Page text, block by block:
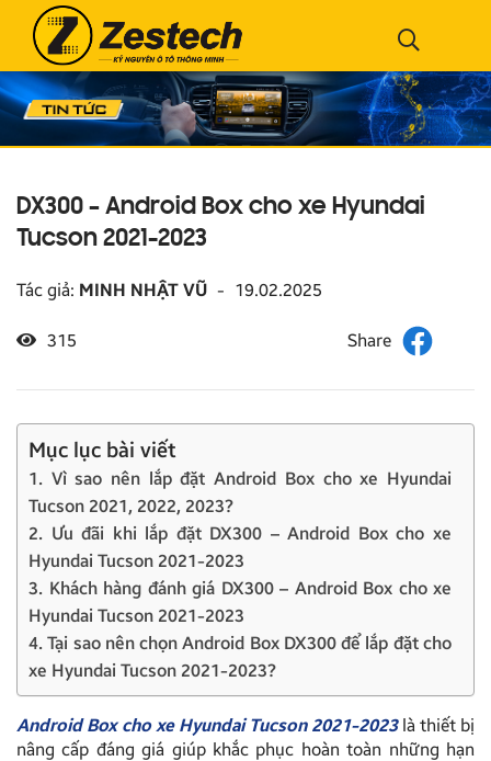
DX300 – Android Box cho xe Hyundai
Tucson 2021-2023
Tác giả: MINH NHẬT VŨ - 19.02.2025
315
Mục lục bài viết
1. Vì sao nên lắp đặt Android Box cho xe Hyundai
Tucson 2021, 2022, 2023?
2. Ưu đãi khi lắp đặt DX300 – Android Box cho xe
Hyundai Tucson 2021-2023
3. Khách hàng đánh giá DX300 – Android Box cho xe
Hyundai Tucson 2021-2023
4. Tại sao nên chọn Android Box DX300 để lắp đặt cho
xe Hyundai Tucson 2021-2023?
Android Box cho xe Hyundai Tucson 2021-2023là thiết bị
nâng cấp đáng giá giúp khắc phục hoàn toàn những hạn